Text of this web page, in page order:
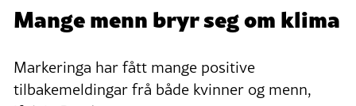
Mange menn bryr seg om klima
Markeringa har fått mange positive
tilbakemeldingar frå både kvinner og menn,